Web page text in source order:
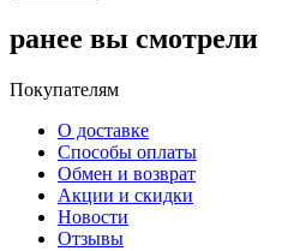
ранее вы смотрели
Покупателям
О доставке
Способы оплаты
Обмен и возврат
Акции и скидки
Новости
Отзывы